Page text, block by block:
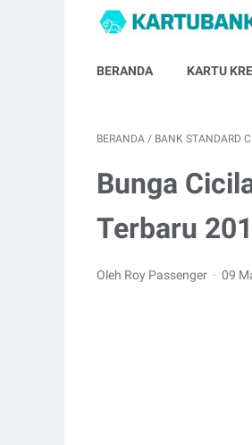
BERANDA KARTU
BERANDA / BANK STANDARD
Bunga
Terbaru
Oleh Roy Passenger 09